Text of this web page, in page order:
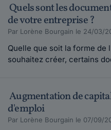
Quels sont les
de votre entreprise ?
Par Lorène Bourgain le 24/03/
Quelle que soit la forme de
souhaitez créer, certains
Augmentation de
d'emploi
Par Lorène Bourgain le 07/09/